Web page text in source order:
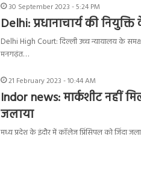
30 September 2023 - 5:24 PM
Delhi: प्रधानाचार्य की
Delhi High Court: दिल्ली उच्च न्यायालय के
मनगढ़ंत…
21 February 2023 - 10:44 AM
Indor news: मार्कशीट नहीं
जलाया
मध्य प्रदेश के इंदौर में कॉलेज प्रिंसिपल को जिंदा